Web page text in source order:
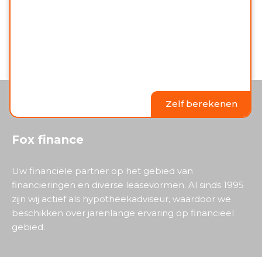
Zelf berekenen
Fox finance
Uw financiële partner op het gebied van
financieringen en diverse leasevormen. Al sinds 1995
zijn wij actief als hypotheekadviseur, waardoor we
beschikken over jarenlange ervaring op financieel
gebied.